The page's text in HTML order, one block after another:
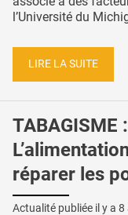
l’Université du
LIRE LA SUITE
TABAGISME
réparer les
Actualité publiée il y a 8